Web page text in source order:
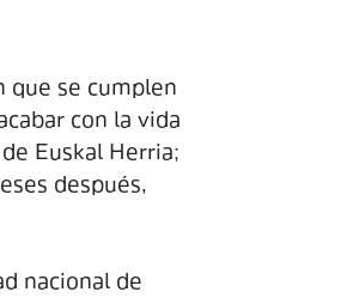
que se cumplen
con la vida
Euskal Herria;
después,
nacional de